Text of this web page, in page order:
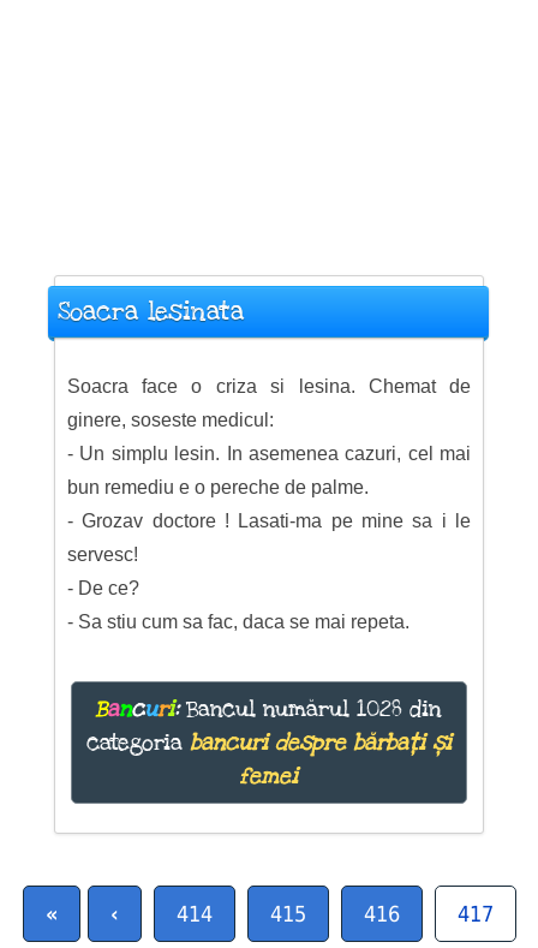
Soacra lesinata
Soacra face o criza si lesina. Chemat de
ginere, soseste medicul:
- Un simplu lesin. In asemenea cazuri, cel mai
bun remediu e o pereche de palme.
- Grozav doctore ! Lasati-ma pe mine sa i le
servesc!
- De ce?
- Sa stiu cum sa fac, daca se mai repeta.
Bancuri:Bancul numărul 1028 din
categoria bancuri despre bărbați și
femei
« ‹ 414 415 416 417